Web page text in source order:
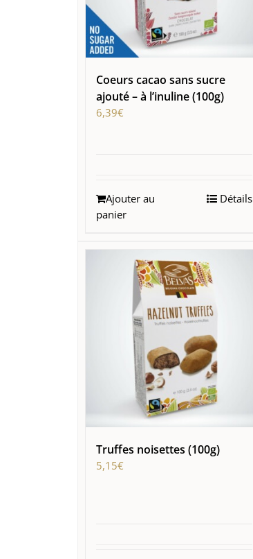
Coeurs cacao sans sucre
ajouté – à l’inuline (100g)
6,39€
Ajouter au
panier
Détails
Truffes noisettes (100g)
5,15€